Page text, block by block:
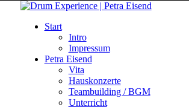
Start
Intro
Impressum
Petra Eisend
Vita
Hauskonzerte
Teambuilding / BGM
Unterricht